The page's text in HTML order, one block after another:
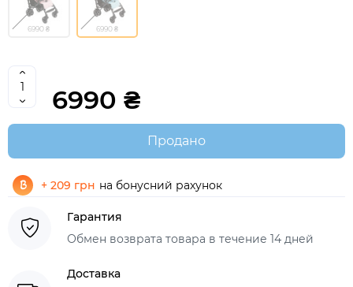
6990 ₴ 6990 ₴
6990 ₴
Продано
+ 209 грн на бонусний рахунок
Гарантия
Обмен возврата товара в течение 14 дней
Доставка